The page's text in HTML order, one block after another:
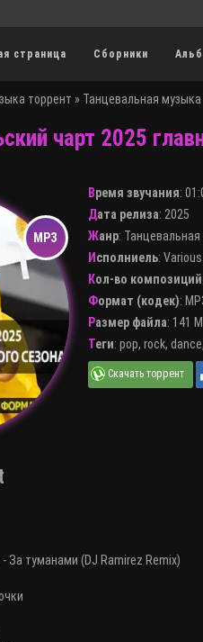
страница Сборники
торрент » Танцевальная
чарт 2025
Время звучания:
Дата релиза: 2025
Жанр:
Исполниель:
Кол-во композиций
Формат (кодек):
Размер файла: 141
Теги: pop, rock, dance,
За туманами (DJ Ramirez Remix)